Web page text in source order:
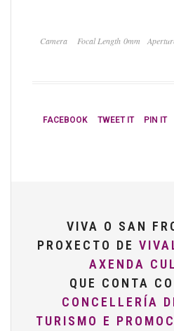
Camera Focal Length 0mm
FACEBOOK TWEET IT PIN IT
VIVA O SAN
PROXECTO DE
AXENDA
QUE CONTA
CONCELLERÍA
TURISMO E